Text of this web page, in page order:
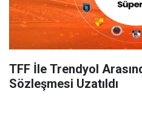
TFF İle Trendyol
Sözleşmesi Uzatıldı